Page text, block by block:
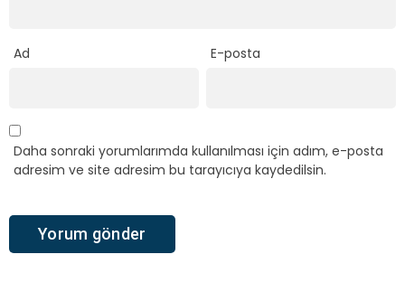
Ad E-posta
Daha sonraki yorumlarımda kullanılması için adım, e-posta
adresim ve site adresim bu tarayıcıya kaydedilsin.